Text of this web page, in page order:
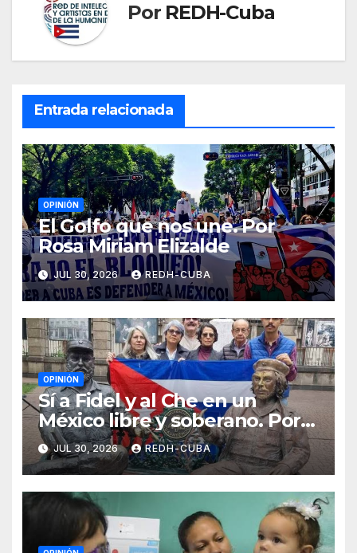
Por REDH-Cuba
Entrada relacionada
OPINIÓN
El Golfo que nos une. Por
Rosa Miriam Elizalde
JUL 30, 2026 REDH-CUBA
OPINIÓN
Sí a Fidel y al Che en un
México libre y soberano. Por
Luis Manuel Arce Issac
JUL 30, 2026 REDH-CUBA